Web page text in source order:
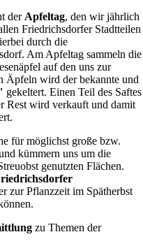
der Apfeltag, den wir jährlich
Friedrichsdorfer Stadtteilen
durch die
Am Apfeltag sammeln die
auf den uns zur
Äpfeln wird der bekannte und
gekeltert. Einen Teil des Saftes
Rest wird verkauft und damit
für möglichst große bzw.
kümmern uns um die
genutzten Flächen.
zur Pflanzzeit im Spätherbst
zu Themen der